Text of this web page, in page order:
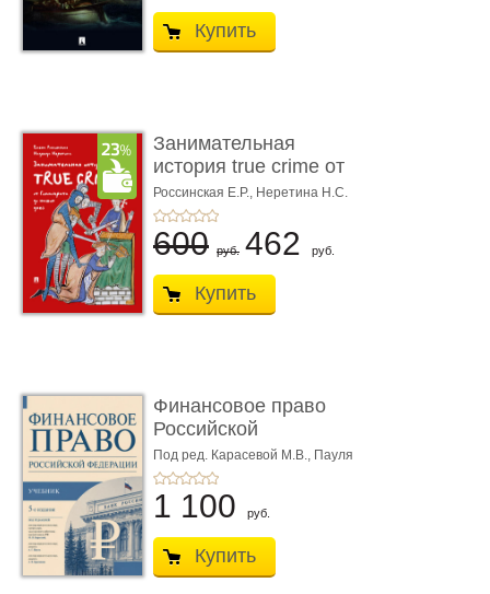
Купить
Занимательная
история true crime от
Гиппократа до � ...
Россинская Е.Р., Неретина Н.С.
600 руб. 462 руб.
Купить
Финансовое право
Российской
Федерации. 5-е изд�
...
Под ред. Карасевой М.В., Пауля
А.Г., Красюкова А.В.
1 100 руб.
Купить